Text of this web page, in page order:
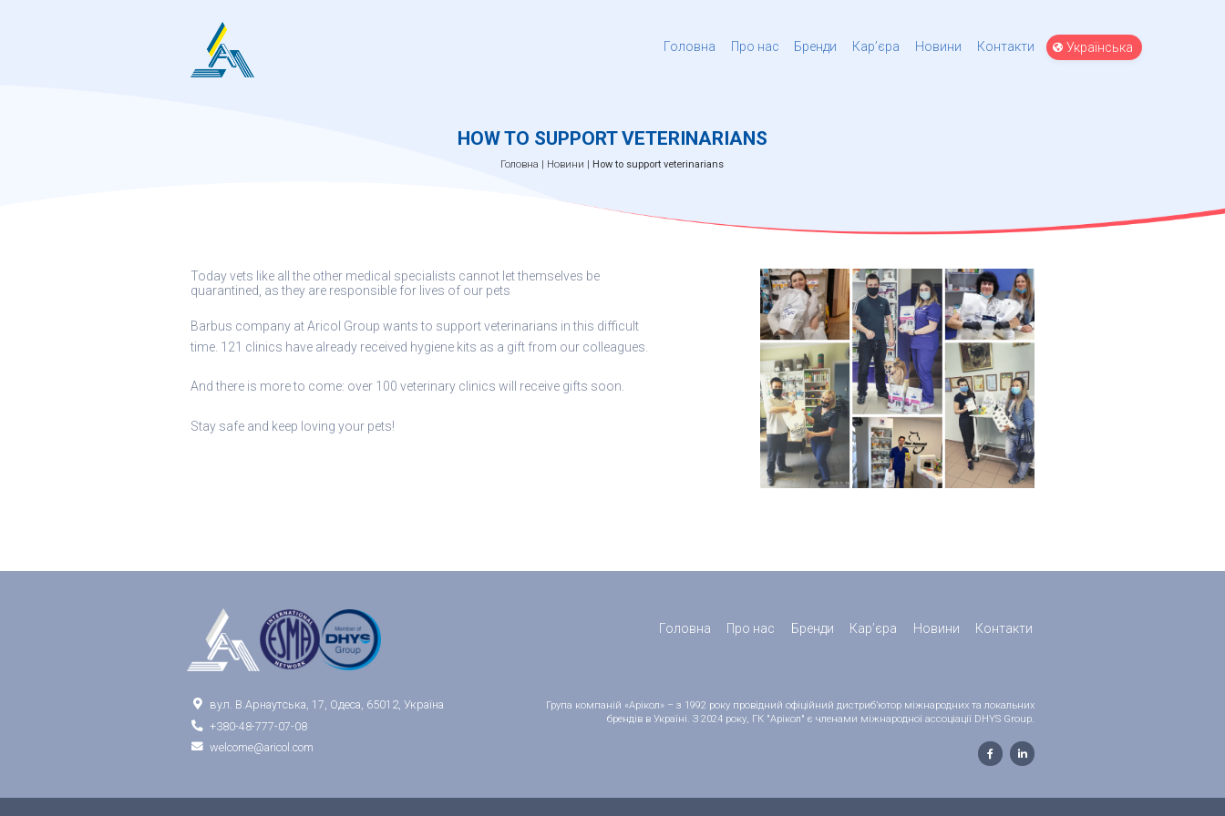
Головна Про нас Бренди Кар’єра Новини Контакти
Вибрати
мову
HOW TO SUPPORT VETERINARIANS
Головна Новини How to support veterinarians
Today vets like all the other medical specialists cannot let themselves be
quarantined, as they are responsible for lives of our pets
Barbus company at Aricol Group wants to support veterinarians in this difficult
time. 121 clinics have already received hygiene kits as a gift from our colleagues.
And there is more to come: over 100 veterinary clinics will receive gifts soon.
Stay safe and keep loving your pets!
Головна Про нас Бренди Кар’єра Новини Контакти
 вул. В.Арнаутська, 17, Одеса, 65012, Україна
 +380-48-777-07-08
 welcome@aricol.com
Група компаній «Арікол» – з 1992 року провідний офіційний дистриб’ютор міжнародних та локальних
брендів в Україні. З 2024 року, ГК "Арікол" є членами міжнародної ассоціації DHYS Group.